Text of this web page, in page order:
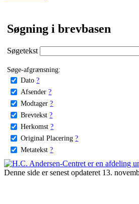
Søgning i brevbasen
Søgetekst
Søge-afgrænsning:
Dato ?
Afsender ?
Modtager ?
Brevtekst ?
Herkomst ?
Original Placering ?
Metatekst ?
Denne side er senest opdateret 13.